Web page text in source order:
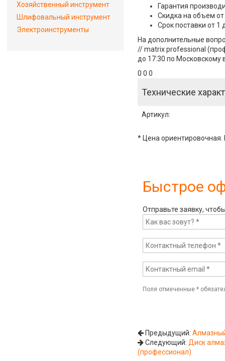
Гарантия
Скидка на объем от
Срок поставки от 1
На дополнительные
// matrix professional
до 17:30 по Московскому
0 0 0
Технические
Артикул:
* Цена ориентировочная.
Быстрое
Отправьте заявку,
Поля отмеченные*
Предыдущий:
Следующий: Диск
(профессионал)
Хозяйственный инструмент
Шлифовальный инструмент
Электроинструменты